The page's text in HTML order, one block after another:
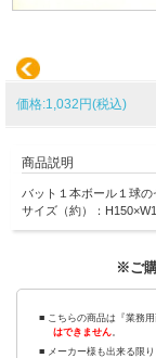
価格:1,032円(税込)
商品説明
バット１本ボール１球の
サイズ（約）：
※ご
■ こちらの商品は『業務用
はできません。
■ メーカー様も出来る限